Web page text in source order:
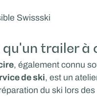
trailer à
, également connu
de ski, est un
du ski lors des